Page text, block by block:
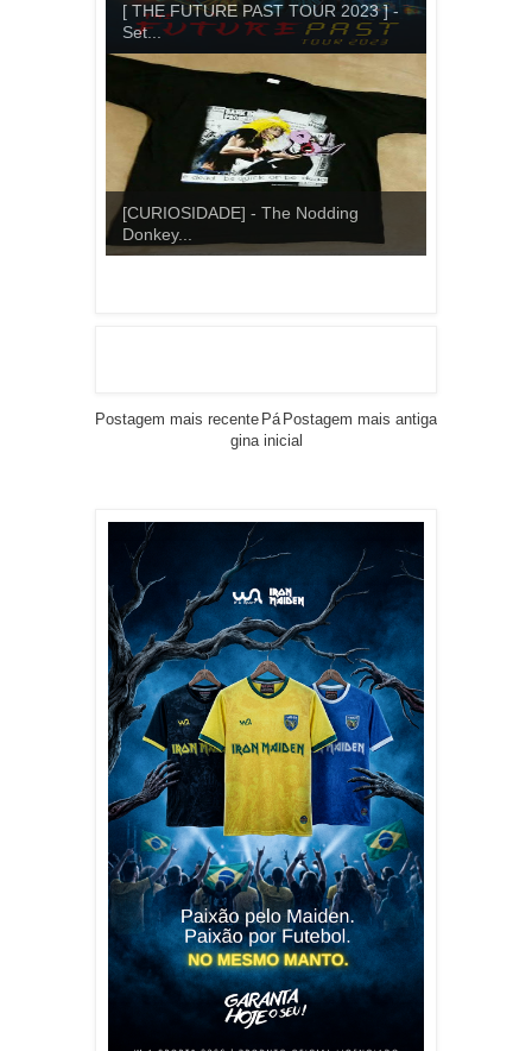
[ THE FUTURE PAST TOUR 2023 ] -
Set...
[CURIOSIDADE] - The Nodding
Donkey...
Postagem mais recente Postagem mais antiga
Pá
gina inicial